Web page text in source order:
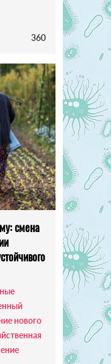
360
смена
нового